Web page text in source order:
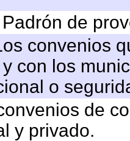
de
convenios
con los
o
de
y privado.